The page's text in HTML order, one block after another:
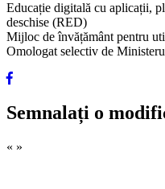
Educație digitală cu aplicații,
deschise (RED)
Mijloc de învățământ pentru
Omologat selectiv de
Semnalați o
« »